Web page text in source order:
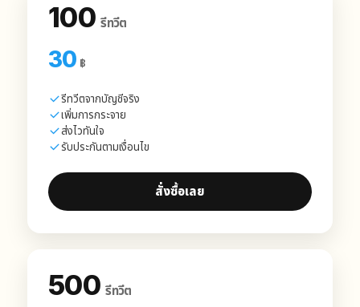
100รีทวีต
30 ฿
รีทวีตจากบัญชีจริง
เพิ่มการกระจาย
ส่งไวทันใจ
รับประกันตามเงื่อนไข
สั่งซื้อเลย
500รีทวีต